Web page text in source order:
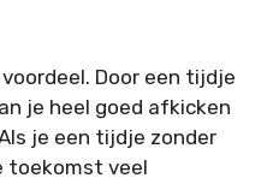
Door een tijdje
je heel goed afkicken
je een tijdje zonder
toekomst veel